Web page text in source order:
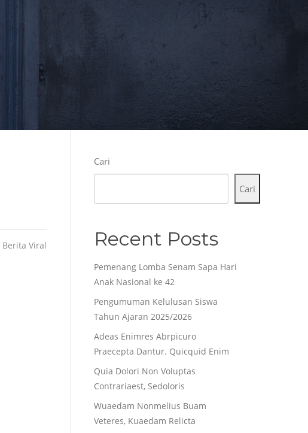
Berita Viral
Cari
Cari
Recent Posts
Pemenang Lomba Senam Sapa Hari
Anak Nasional ke 42
Pengumuman Kelulusan Siswa
Tahun Ajaran 2025/2026
Adeas Enimres Abrpicuro
Praecepta Dantur. Quicquid Enim
Quia Dolori Non Voluptas
Contrariaest, Sedoloris
Wuaedam Nonmelius Buam
Veteres, Kuaedam Relicta